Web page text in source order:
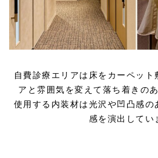
自費診療エリアは床をカーペット
アと雰囲気を変えて落ち着きの
使用する内装材は光沢や凹凸感の
感を演出してい